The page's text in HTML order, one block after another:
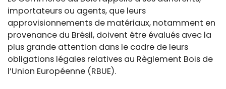
importateurs ou agents, que leurs
approvisionnements de matériaux, notamment en
provenance du Brésil, doivent être évalués avec la
plus grande attention dans le cadre de leurs
obligations légales relatives au Règlement Bois de
l’Union Européenne (RBUE).